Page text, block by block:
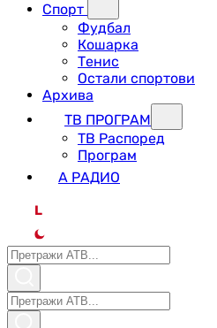
Спорт
Фудбал
Кошарка
Тенис
Остали спортови
Архива
ТВ ПРОГРАМ
ТВ Распоред
Програм
А РАДИО
L